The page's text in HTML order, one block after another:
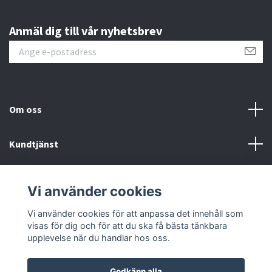
Anmäl dig till vår nyhetsbrev
Om oss
Kundtjänst
Sociala medier
Vi använder cookies
Vi använder cookies för att anpassa det innehåll som
visas för dig och för att du ska få bästa tänkbara
upplevelse när du handlar hos oss.